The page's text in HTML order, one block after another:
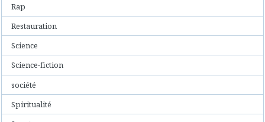
Rap
Restauration
Science
Science-fiction
société
Spiritualité